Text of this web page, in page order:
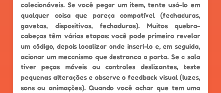
colecionáveis. Se você pegar um item, tente usá-lo em
qualquer coisa que pareça compatível (fechaduras,
gavetas, dispositivos, fechaduras). Muitos quebra-
cabeças têm várias etapas: você pode primeiro revelar
um código, depois localizar onde inseri-lo e, em seguida,
acionar um mecanismo que destranca a porta. Se a sala
tiver peças móveis ou controles deslizantes, teste
pequenas alterações e observe o feedback visual (luzes,
sons ou animações). Quando você achar que tem uma